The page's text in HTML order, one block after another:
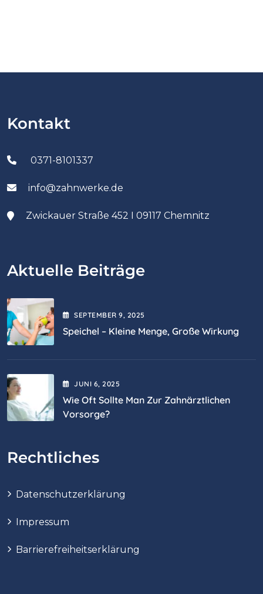
Kontakt
0371-8101337
info@zahnwerke.de
Zwickauer Straße 452 I 09117 Chemnitz
Aktuelle Beiträge
SEPTEMBER9, 2025
Speichel – Kleine Menge, Große Wirkung
JUNI 6, 2025
Wie Oft Sollte Man Zur Zahnärztlichen
Vorsorge?
Rechtliches
Datenschutzerklärung
Impressum
Barrierefreiheitserklärung